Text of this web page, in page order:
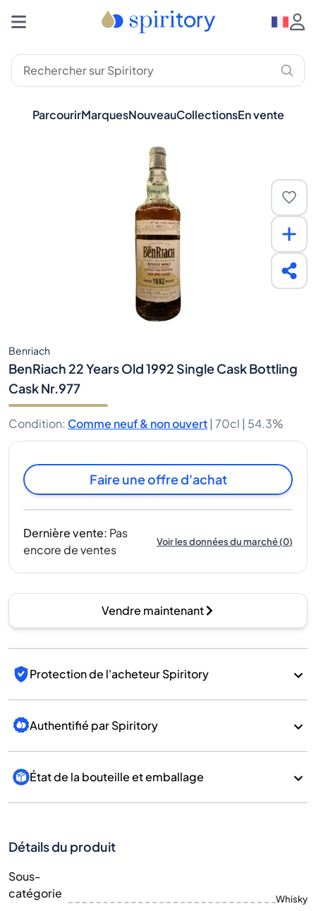
ParcourirMarquesNouveauCollectionsEn vente
Benriach
BenRiach 22 Years Old 1992 Single Cask Bottling
Cask Nr.977
Condition: Comme neuf & non ouvert | 70cl | 54.3%
Faire une offre d'achat
Dernière vente: Pas
encore de ventes
Voir les données du marché(0)
Vendre maintenant
Protection de l'acheteur Spiritory
Authentifié par Spiritory
État de la bouteille et emballage
Détails du produit
Sous-
catégorie
Whisky